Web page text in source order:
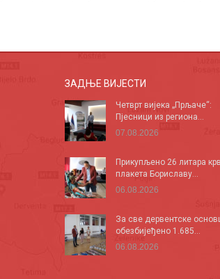
ЗАДЊЕ ВИЈЕСТИ
Четврт вијека „Прљаче“:
Пјесници из региона...
07.08.2026
Прикупљено 26 литара
плакета Бориславу...
06.08.2026
За све дервентске
обезбијеђено 1.685...
06.08.2026